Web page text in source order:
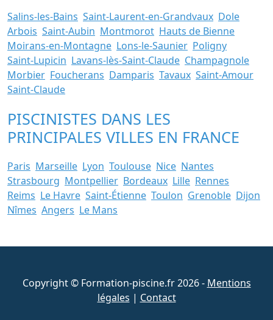
Salins-les-Bains Saint-Laurent-en-Grandvaux Dole
Arbois Saint-Aubin Montmorot Hauts de Bienne
Moirans-en-Montagne Lons-le-Saunier Poligny
Saint-Lupicin Lavans-lès-Saint-Claude Champagnole
Morbier Foucherans Damparis Tavaux Saint-Amour
Saint-Claude
PISCINISTES DANS LES
PRINCIPALES VILLES EN FRANCE
Paris Marseille Lyon Toulouse Nice Nantes
Strasbourg Montpellier Bordeaux Lille Rennes
Reims Le Havre Saint-Étienne Toulon Grenoble Dijon
Nîmes Angers Le Mans
Copyright © Formation-piscine.fr 2026 - Mentions
légales | Contact